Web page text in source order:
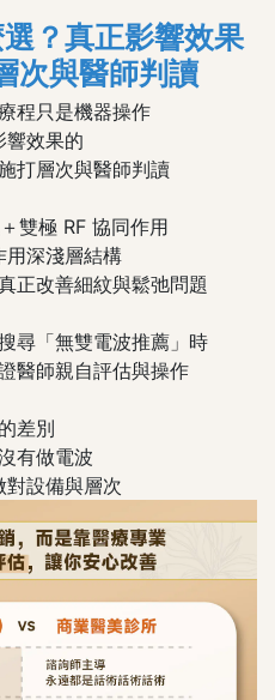
？真正影響效果
次與醫師判讀
程只是機器操作
響效果的
打層次與醫師判讀
雙極 RF 協同作用
用深淺層結構
正改善細紋與鬆弛問題
尋「無雙電波推薦」時
醫師親自評估與操作
差別
有做電波
對設備與層次